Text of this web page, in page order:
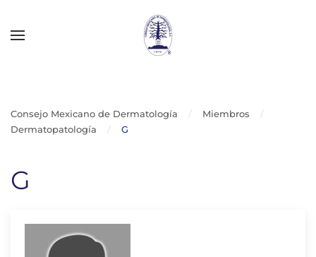
Consejo Mexicano de Dermatología
Miembros
Dermatopatología
G
G